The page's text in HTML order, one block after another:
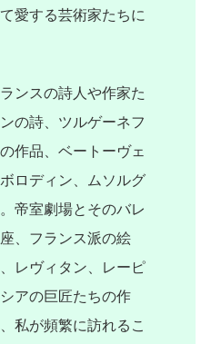
愛する芸術家たちに
ンスの詩人や作家た
の詩、ツルゲーネフ
作品、ベートーヴェ
ロディン、ムソルグ
帝室劇場とそのバレ
、フランス派の絵
レヴィタン、レーピ
アの巨匠たちの作
私が頻繁に訪れるこ